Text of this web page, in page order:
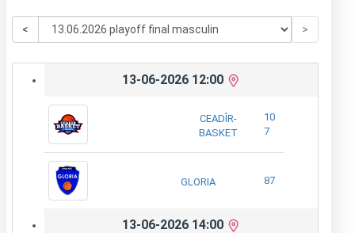
< >
13-06-2026 12:00
CEADÎR-
BASKET
10
7
GLORIA 87
13-06-2026 14:00